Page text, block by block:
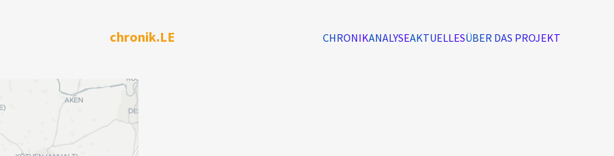
chronik.LE CHRONIKANALYSEAKTUELLESÜBER DAS PROJEKT